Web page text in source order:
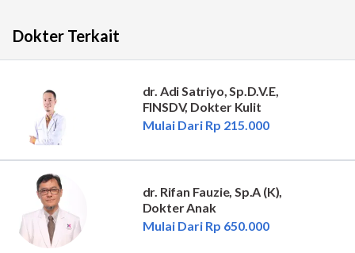
Dokter Terkait